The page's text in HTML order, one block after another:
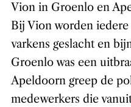
Vion in Groenlo en
Bij Vion worden
varkens geslacht en
Groenlo was een
Apeldoorn greep de
medewerkers die